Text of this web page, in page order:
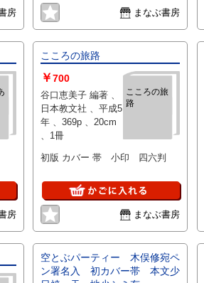
房 まなぶ書房
房
こころの旅路
こころの旅
路
￥700
谷口恵美子 編著 、
日本教文社 、平成5
年 、369p 、20cm
、1冊
初版 カバー 帯 小印 四六判
まなぶ書房
空とぶパーティー 木俣修宛ペ
ン署名入 初カバー帯 本文少